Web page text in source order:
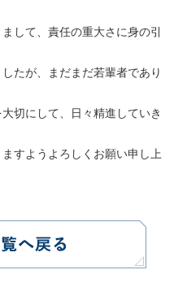
して、責任の重大さに身の引
たが、まだまだ若輩者であり
切にして、日々精進していき
すようよろしくお願い申し上